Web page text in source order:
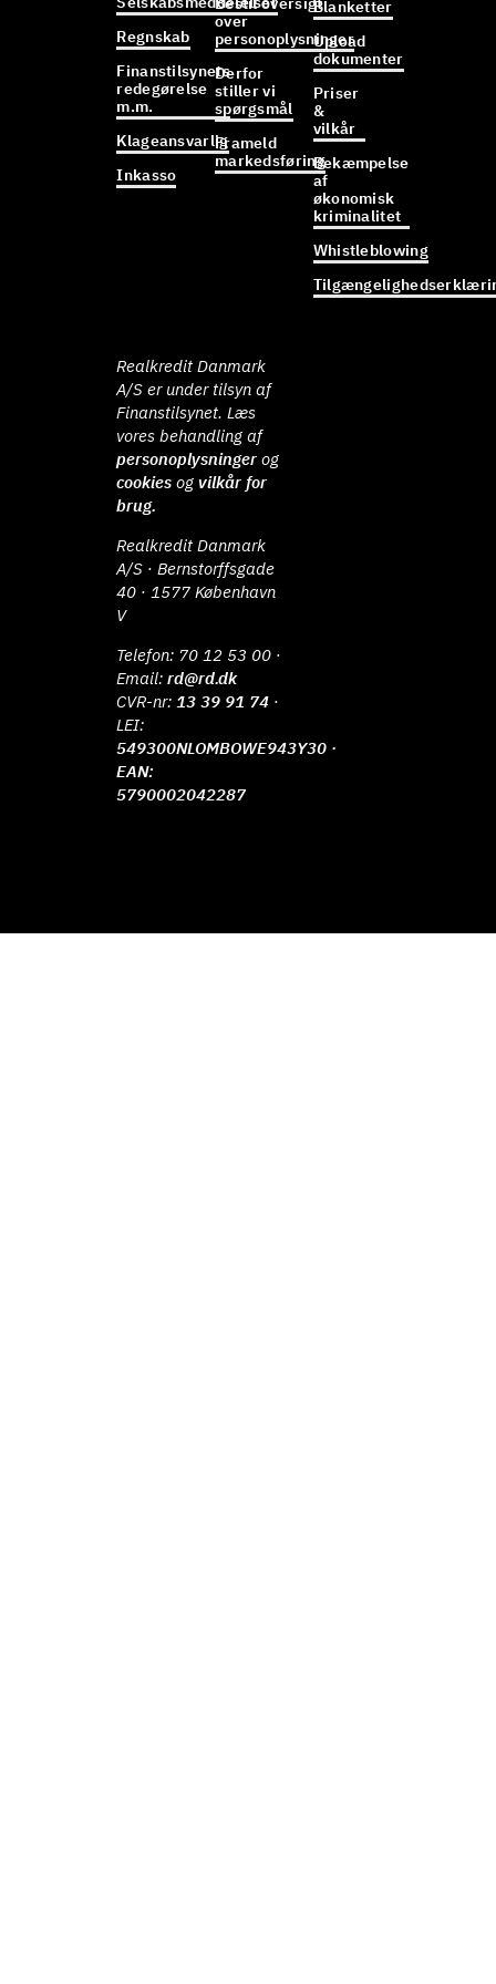
Regnskab
Finanstilsynets
redegørelse
m.m.
Klageansvarlig
Inkasso
over
personoplysninger
Derfor
stiller vi
spørgsmål
Frameld
markedsføring
Blanketter
Upload
dokumenter
Priser
&
vilkår
Bekæmpelse
af
økonomisk
kriminalitet
Whistleblowing
Realkredit Danmark
A/S er under tilsyn af
Finanstilsynet. Læs
vores behandling af
personoplysninger og
cookies ogvilkår for
brug.
Realkredit Danmark
A/S · Bernstorffsgade
40 · 1577 København
V
Telefon: 70 12 53 00 ·
Email:rd@rd.dk
CVR-nr: 13 39 91 74 ·
LEI:
549300NLOMBOWE943Y30 ·
EAN:
5790002042287